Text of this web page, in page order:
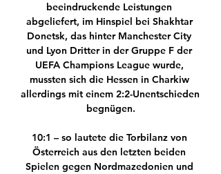
beeindruckende Leistungen
abgeliefert, im Hinspiel bei Shakhtar
Donetsk, das hinter Manchester City
und Lyon Dritter in der Gruppe F der
UEFA Champions League wurde,
mussten sich die Hessen in Charkiw
allerdings mit einem 2:2-Unentschieden
begnügen.
10:1 – so lautete die Torbilanz von
Österreich aus den letzten beiden
Spielen gegen Nordmazedonien und